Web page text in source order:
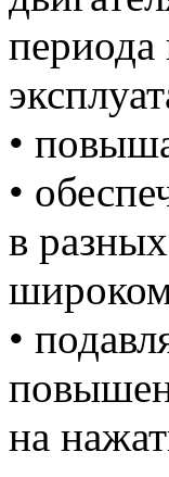
периода
•
•
в
•
на